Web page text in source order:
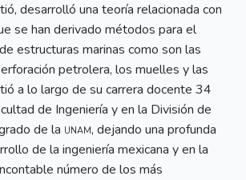
desarrolló una teoría relacionada con
se han derivado métodos para el
estructuras marinas como son las
petrolera, los muelles y las
a lo largo de su carrera docente 34
de Ingeniería y en la División de
de la unam, dejando una profunda
de la ingeniería mexicana y en la
número de los más